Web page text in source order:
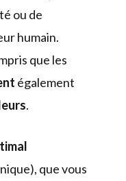
ou de
humain.
que les
également
.
que vous